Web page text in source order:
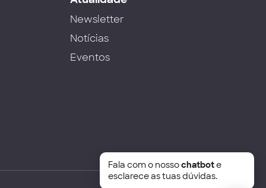
Newsletter
Notícias
Eventos
Fala com o nossochatbote
esclarece as tuas dúvidas.